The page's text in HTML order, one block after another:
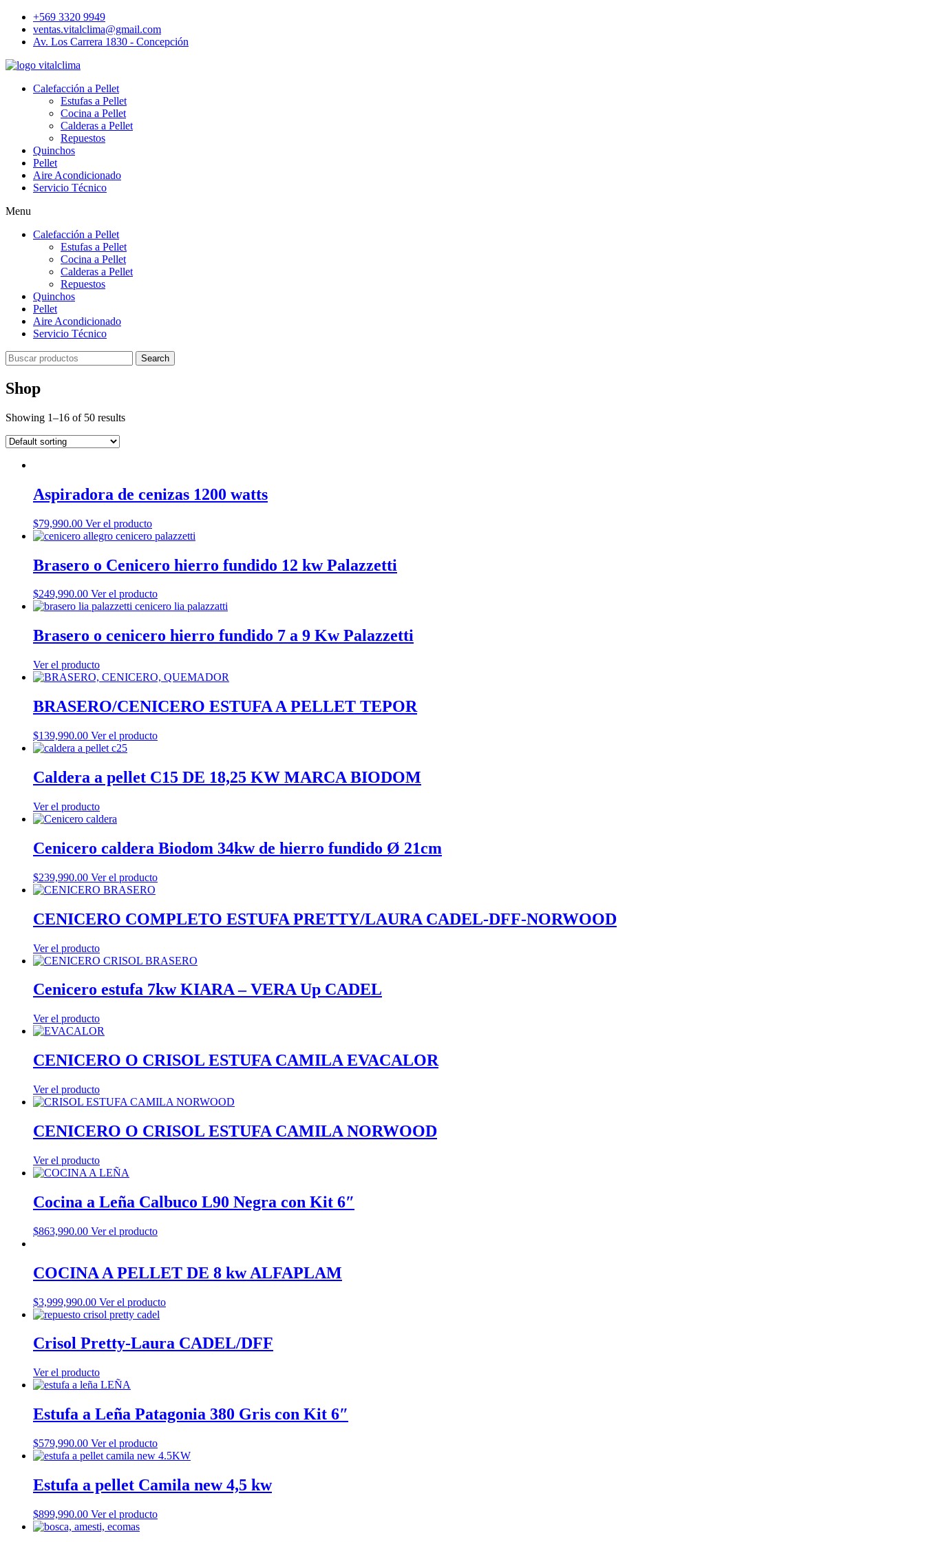
+569 3320 9949
ventas.vitalclima@gmail.com
Av. Los Carrera 1830 - Concepción
Calefacción a Pellet
Estufas a Pellet
Cocina a Pellet
Calderas a Pellet
Repuestos
Quinchos
Pellet
Aire Acondicionado
Servicio Técnico
Menu
Calefacción a Pellet
Estufas a Pellet
Cocina a Pellet
Calderas a Pellet
Repuestos
Quinchos
Pellet
Aire Acondicionado
Servicio Técnico
Search
Shop
Showing 1–16 of 50 results
Aspiradora de cenizas 1200 watts
$79,990.00 Ver el producto
Brasero o Cenicero hierro fundido 12 kw Palazzetti
$249,990.00 Ver el producto
Brasero o cenicero hierro fundido 7 a 9 Kw Palazzetti
Ver el producto
BRASERO/CENICERO ESTUFA A PELLET TEPOR
$139,990.00 Ver el producto
Caldera a pellet C15 DE 18,25 KW MARCA BIODOM
Ver el producto
Cenicero caldera Biodom 34kw de hierro fundido Ø 21cm
$239,990.00 Ver el producto
CENICERO COMPLETO ESTUFA PRETTY/LAURA CADEL-DFF-NORWOOD
Ver el producto
Cenicero estufa 7kw KIARA – VERA Up CADEL
Ver el producto
CENICERO O CRISOL ESTUFA CAMILA EVACALOR
Ver el producto
CENICERO O CRISOL ESTUFA CAMILA NORWOOD
Ver el producto
Cocina a Leña Calbuco L90 Negra con Kit 6″
$863,990.00 Ver el producto
COCINA A PELLET DE 8 kw ALFAPLAM
$3,999,990.00 Ver el producto
Crisol Pretty-Laura CADEL/DFF
Ver el producto
Estufa a Leña Patagonia 380 Gris con Kit 6″
$579,990.00 Ver el producto
Estufa a pellet Camila new 4,5 kw
$899,990.00 Ver el producto